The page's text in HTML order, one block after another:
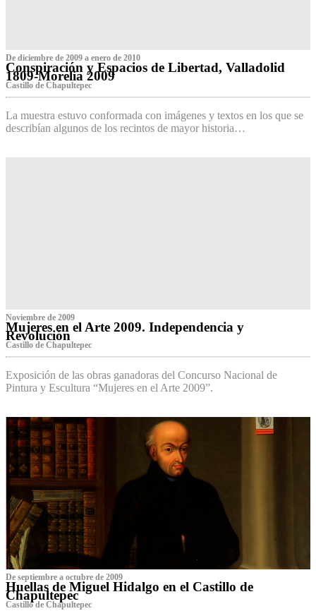
De diciembre de 2009 a enero de 2010
Conspiración y Espacios de Libertad, Valladolid
1809-Morelia 2009
Castillo de Chapultepec
La muestra estuvo conformada con imágenes y textos en los que se
describían algunos de los recintos de mayor historia…
Noviembre de 2009
Mujeres en el Arte 2009. Independencia y
Revolución
Castillo de Chapultepec
Exposición de las obras ganadoras del Concurso Nacional de
Pintura y Escultura “Mujeres en el Arte 2009”.
De septiembre a octubre de 2009
Huellas de Miguel Hidalgo en el Castillo de
Chapultepec
Castillo de Chapultepec